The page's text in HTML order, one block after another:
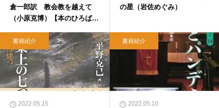
倉一郎訳 教会教を越えて
（小原克博）【本のひろば.c
の星（岩佐めぐみ）
書籍紹介
2022.05.15
書籍紹介
2022.05.10